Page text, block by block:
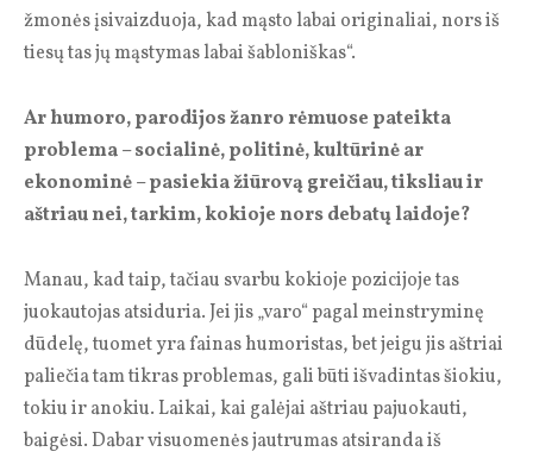
žmonės įsivaizduoja, kad mąsto labai originaliai, nors iš
tiesų tas jų mąstymas labai šabloniškas“.
Ar humoro, parodijos žanro rėmuose pateikta
problema – socialinė, politinė, kultūrinė ar
ekonominė – pasiekia žiūrovą greičiau, tiksliau ir
aštriau nei, tarkim, kokioje nors debatų laidoje?
Manau, kad taip, tačiau svarbu kokioje pozicijoje tas
juokautojas atsiduria. Jei jis „varo“ pagal meinstryminę
dūdelę, tuomet yra fainas humoristas, bet jeigu jis aštriai
paliečia tam tikras problemas, gali būti išvadintas šiokiu,
tokiu ir anokiu. Laikai, kai galėjai aštriau pajuokauti,
baigėsi. Dabar visuomenės jautrumas atsiranda iš